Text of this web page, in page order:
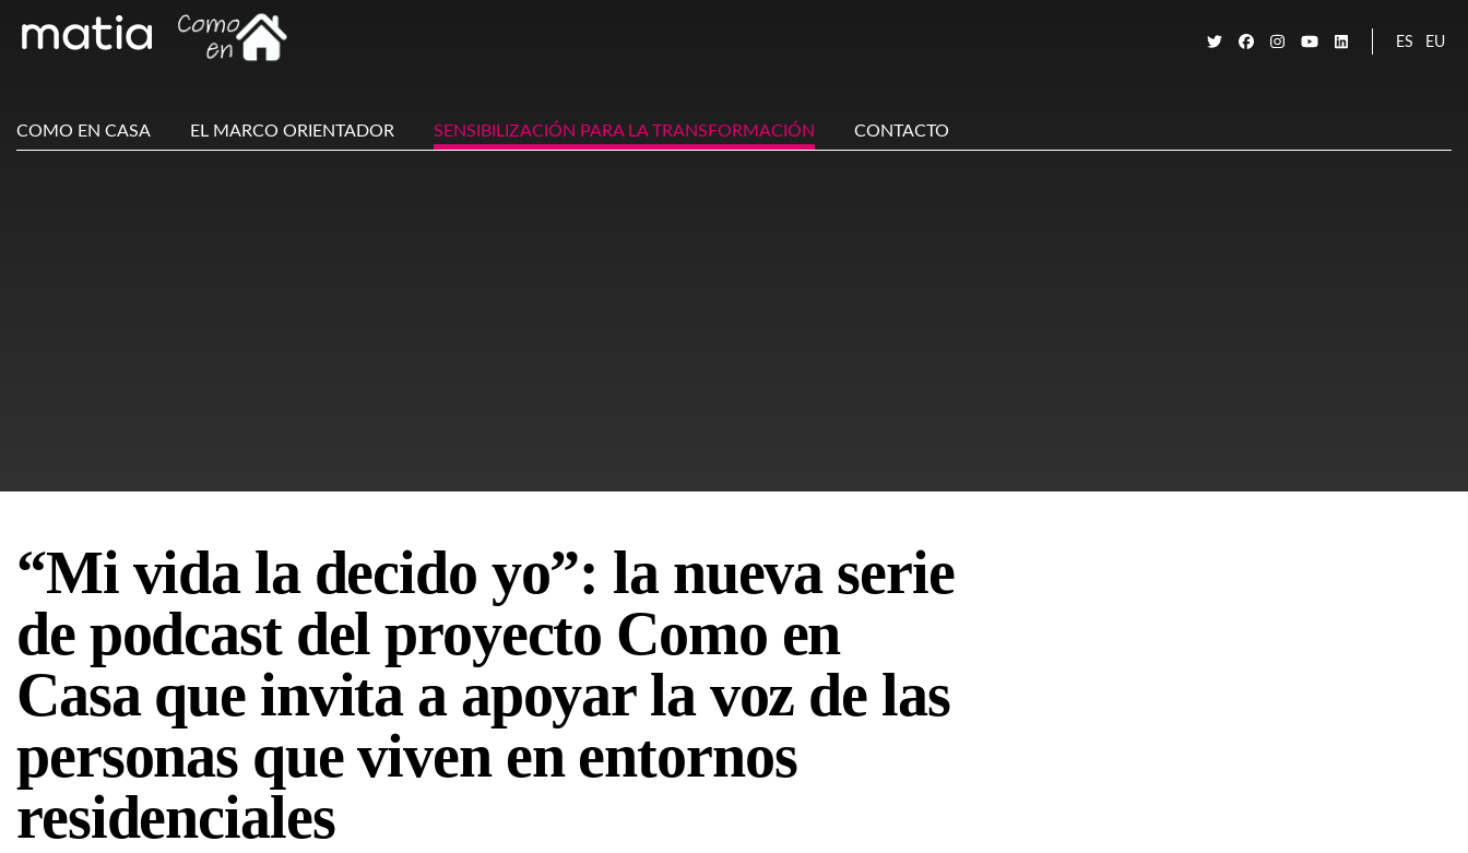
ES EU
Main
COMO EN CASA EL MARCO ORIENTADOR SENSIBILIZACIÓN PARA LA TRANSFORMACIÓN CONTACTO
“Mi vida la decido yo”: la nueva serie
de podcast del proyecto Como en
Casa que invita a apoyar la voz de las
personas que viven en entornos
residenciales